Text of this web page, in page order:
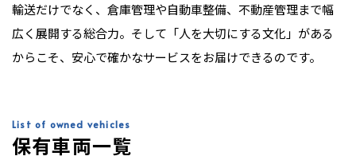
輸送だけでなく、倉庫管理や自動車整備、不動産管理まで幅
広く展開する総合力。そして「人を大切にする文化」がある
からこそ、安心で確かなサービスをお届けできるのです。
List of owned vehicles
保有車両一覧